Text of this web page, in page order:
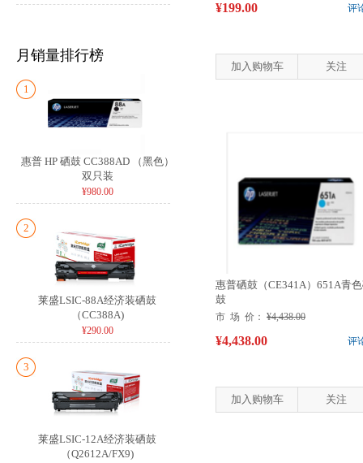
月销量排行榜
1
惠普 HP 硒鼓 CC388AD （黑色）
双只装
¥980.00
2
莱盛LSIC-88A经济装硒鼓
（CC388A)
¥290.00
3
莱盛LSIC-12A经济装硒鼓
（Q2612A/FX9)
评
¥199.00
加入购物车 关注
惠普硒鼓（CE341A）651A青
鼓
市 场 价： ¥4,438.00
评
¥4,438.00
加入购物车 关注